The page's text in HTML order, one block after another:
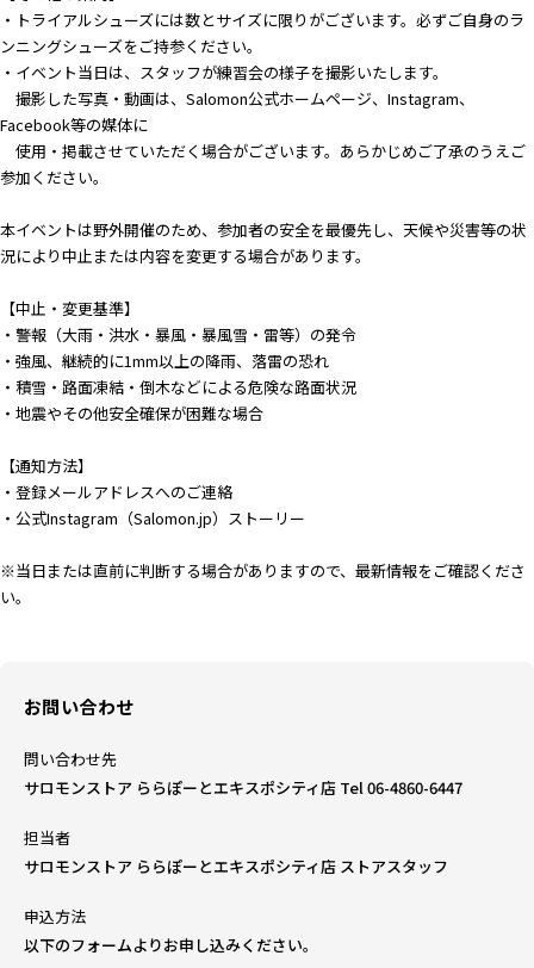
・トライアルシューズには数とサイズに限りがございます。必ずご自身のラ
ンニングシューズをご持参ください。
・イベント当日は、スタッフが練習会の様子を撮影いたします。
撮影した写真・動画は、Salomon公式ホームページ、Instagram、
Facebook等の媒体に
使用・掲載させていただく場合がございます。あらかじめご了承のうえご
参加ください。
本イベントは野外開催のため、参加者の安全を最優先し、天候や災害等の状
況により中止または内容を変更する場合があります。
【中止・変更基準】
・警報（大雨・洪水・暴風・暴風雪・雷等）の発令
・強風、継続的に1mm以上の降雨、落雷の恐れ
・積雪・路面凍結・倒木などによる危険な路面状況
・地震やその他安全確保が困難な場合
【通知方法】
・登録メールアドレスへのご連絡
・公式Instagram（Salomon.jp）ストーリー
※当日または直前に判断する場合がありますので、最新情報をご確認くださ
い。
お問い合わせ
問い合わせ先
サロモンストア ららぽーとエキスポシティ店 Tel 06-4860-6447
担当者
サロモンストア ららぽーとエキスポシティ店 ストアスタッフ
申込方法
以下のフォームよりお申し込みください。